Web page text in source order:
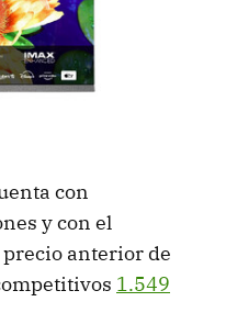
con
y con el
precio anterior de
1.549